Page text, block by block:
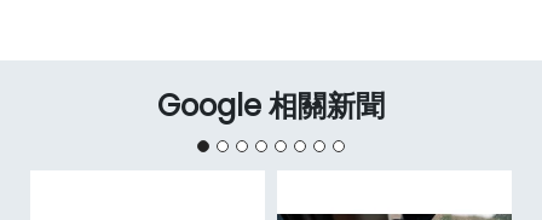
Google 相關新聞